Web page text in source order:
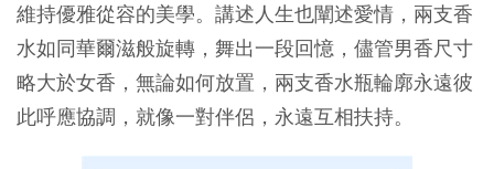
維持優雅從容的美學。講述人生也闡述愛情，兩支香
水如同華爾滋般旋轉，舞出一段回憶，儘管男香尺寸
略大於女香，無論如何放置，兩支香水瓶輪廓永遠彼
此呼應協調，就像一對伴侶，永遠互相扶持。